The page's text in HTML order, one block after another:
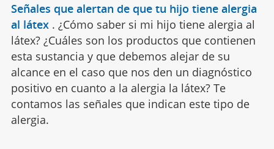
Señales que alertan de que tu hijo tiene alergia
al látex . ¿Cómo saber si mi hijo tiene alergia al
látex? ¿Cuáles son los productos que contienen
esta sustancia y que debemos alejar de su
alcance en el caso que nos den un diagnóstico
positivo en cuanto a la alergia la látex? Te
contamos las señales que indican este tipo de
alergia.